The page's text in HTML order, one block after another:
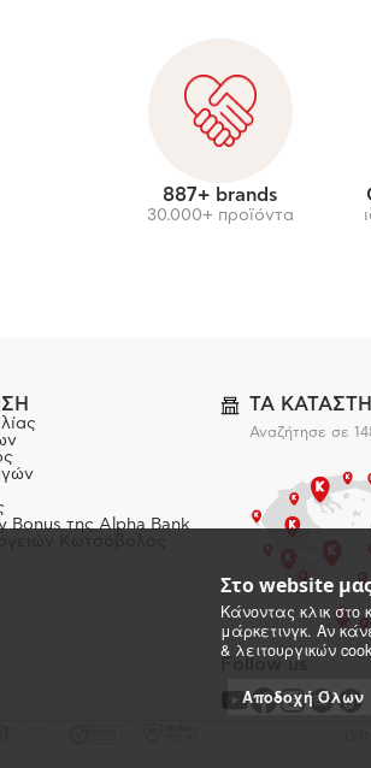
Στο website
Κάνοντας κλικ στο
μάρκετινγκ. Αν
& λειτουργικών
Αποδοχή Όλων
887+ brands
30.000+ προϊόντα
Bonus της Alpha Bank
ΤΑ
Αναζήτησε σε
Follow us